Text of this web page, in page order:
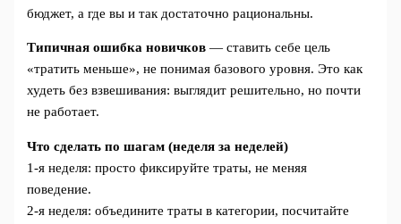
бюджет, а где вы и так достаточно рациональны.
Типичная ошибка новичков — ставить себе цель
«тратить меньше», не понимая базового уровня. Это как
худеть без взвешивания: выглядит решительно, но почти
не работает.
Что сделать по шагам (неделя за неделей)
1-я неделя: просто фиксируйте траты, не меняя
поведение.
2-я неделя: объедините траты в категории, посчитайте